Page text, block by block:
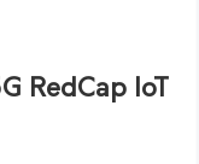
RedCap IoT